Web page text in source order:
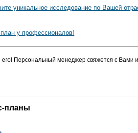
уникальное исследование по Вашей
у профессионалов!
Персональный менеджер свяжется с Вами
планы